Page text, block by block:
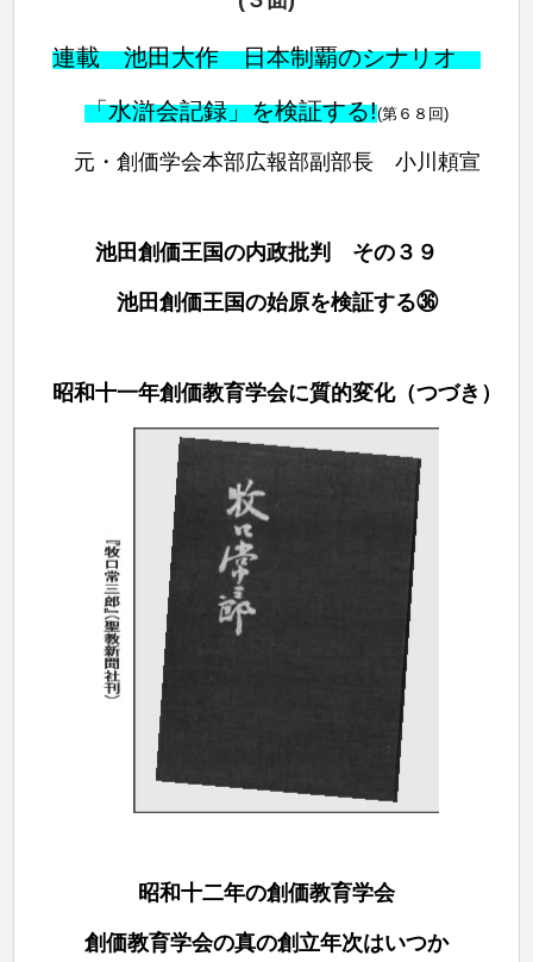
連載 池田大作 日本制覇のシナリオ
「水滸会記録」を検証する!(第６８ 回)
元・創価学会本部広報部副部長 小川頼宣
池田創価王国の内政批判 その３９
池田創価王国の始原を検証する㊱
昭和十一年創価教育学会に質的変化（つづき）
昭和十二年の創価教育学会
創価教育学会の真の創立年次はいつか